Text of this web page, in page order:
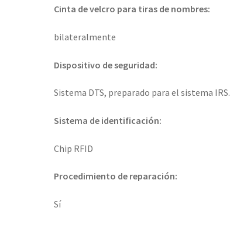
Cinta de velcro para tiras de nombres:
bilateralmente
Dispositivo de seguridad:
Sistema DTS, preparado para el sistema IRS.
Sistema de identificación:
Chip RFID
Procedimiento de reparación:
Sí